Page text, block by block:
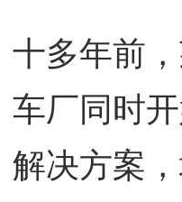
十多年前
车厂同时
解决方案